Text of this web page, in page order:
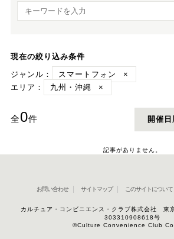
キーワード検索
現在の絞り込み条件
ジャンル：
スマートフォン
×
エリア：
九州・沖縄 ×
全0件 開催日
記事がありません。
お問い合わせ サイトマップ このサイトについて
カルチュア・コンビニエンス・クラブ株式会社
303310908618号
©Culture Convenience Club